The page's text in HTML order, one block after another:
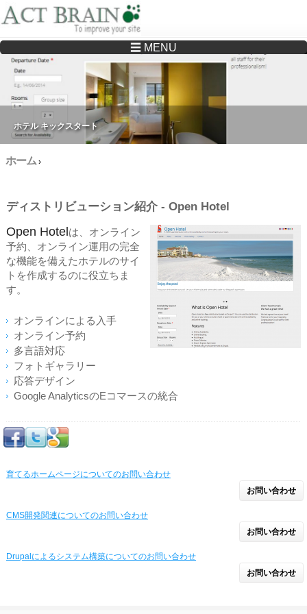
Drupalサイトの制作・保守をどこに頼んでいいか分からない方へ…まずはご相談く
ださい
☰ MENU
ホテル キックスタート
ホーム›
ディストリビューション紹介 - Open Hotel
Open Hotelは、オンライン
予約、オンライン運用の完全
な機能を備えたホテルのサイ
トを作成するのに役立ちま
す。
オンラインによる入手
オンライン予約
多言語対応
フォトギャラリー
応答デザイン
Google AnalyticsのEコマースの統合
育てるホームページについてのお問い合わせ
お問い合わせ
CMS開発関連についてのお問い合わせ
お問い合わせ
Drupalによるシステム構築についてのお問い合わせ
お問い合わせ